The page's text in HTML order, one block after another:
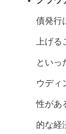
債発行
上げ
といっ
ウディ
性があ
的な経